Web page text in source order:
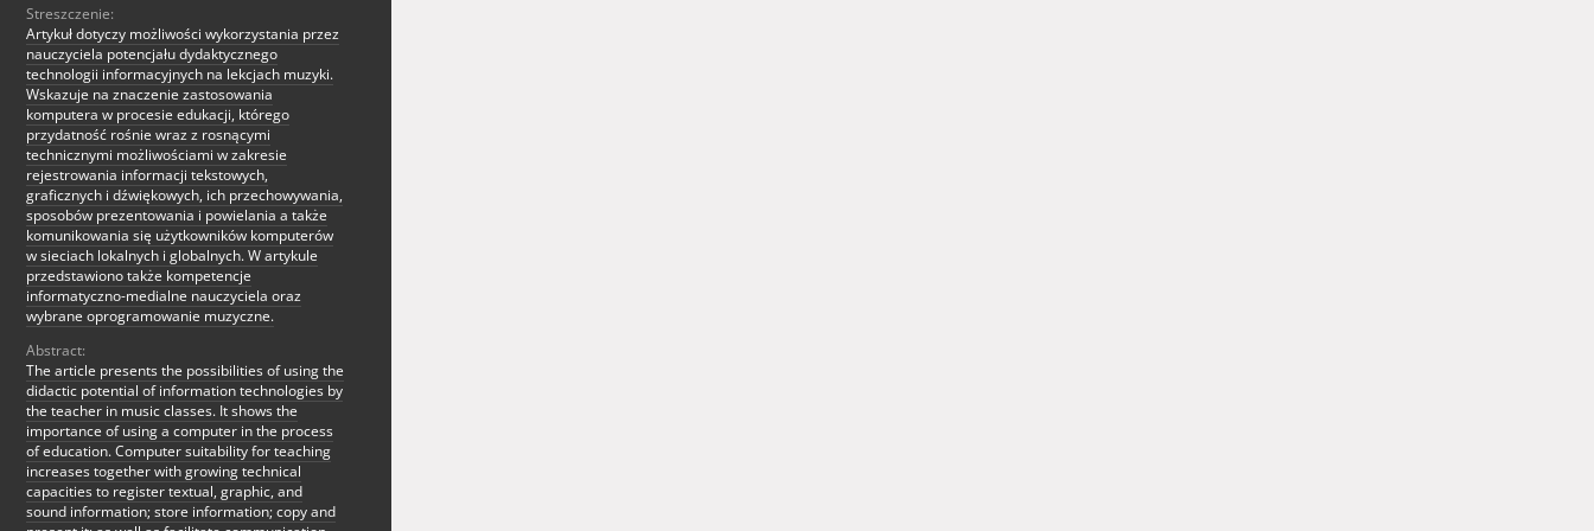
Streszczenie:
Artykuł dotyczy możliwości wykorzystania przez
nauczyciela potencjału dydaktycznego
technologii informacyjnych na lekcjach muzyki.
Wskazuje na znaczenie zastosowania
komputera w procesie edukacji, którego
przydatność rośnie wraz z rosnącymi
technicznymi możliwościami w zakresie
rejestrowania informacji tekstowych,
graficznych i dźwiękowych, ich przechowywania,
sposobów prezentowania i powielania a także
komunikowania się użytkowników komputerów
w sieciach lokalnych i globalnych. W artykule
przedstawiono także kompetencje
informatyczno-medialne nauczyciela oraz
wybrane oprogramowanie muzyczne.
Abstract:
The article presents the possibilities of using the
didactic potential of information technologies by
the teacher in music classes. It shows the
importance of using a computer in the process
of education. Computer suitability for teaching
increases together with growing technical
capacities to register textual, graphic, and
sound information; store information; copy and